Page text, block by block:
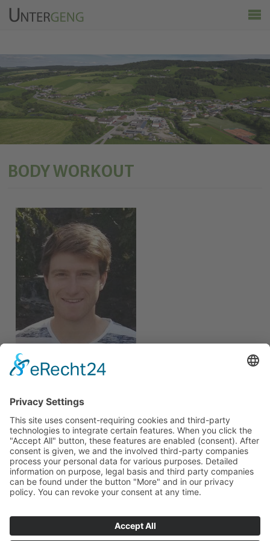
Ortsinfo
Kalender
Wirtschaft & Tourismus
BODY WORKOUT
DI GÜNTHER KNEIDINGER
0699/11299967
gn.kneidinger@gmail.com
Mittwoch 19.30 – 20.30 Uhr, Turnsaal Geng
Teilnahmegebühr - 24,00 €